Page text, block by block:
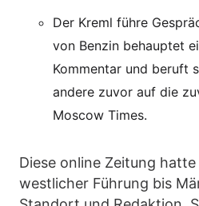
Der Kreml führe
von Benzin behauptet
Kommentar und beruft
andere zuvor auf die
Moscow Times.
Diese online Zeitung
westlicher Führung bis